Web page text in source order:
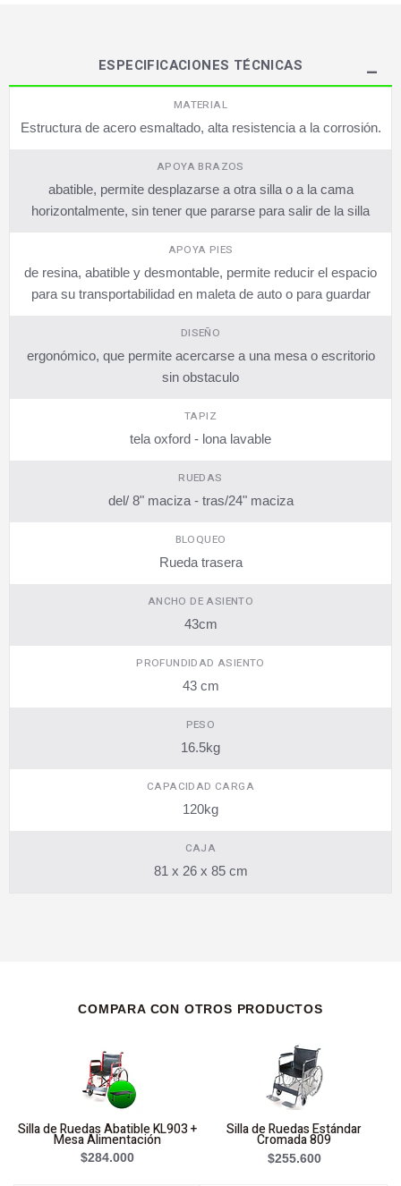
ESPECIFICACIONES TÉCNICAS
MATERIAL
Estructura de acero esmaltado, alta resistencia a la corrosión.
APOYA BRAZOS
abatible, permite desplazarse a otra silla o a la cama
horizontalmente, sin tener que pararse para salir de la silla
APOYA PIES
de resina, abatible y desmontable, permite reducir el espacio
para su transportabilidad en maleta de auto o para guardar
DISEÑO
ergonómico, que permite acercarse a una mesa o escritorio
sin obstaculo
TAPIZ
tela oxford - lona lavable
RUEDAS
del/ 8" maciza - tras/24" maciza
BLOQUEO
Rueda trasera
ANCHO DE ASIENTO
43cm
PROFUNDIDAD ASIENTO
43 cm
PESO
16.5kg
CAPACIDAD CARGA
120kg
CAJA
81 x 26 x 85 cm
COMPARA CON OTROS PRODUCTOS
Silla de Ruedas Abatible KL903 +
Mesa Alimentación
$284.000
Silla de Ruedas Estándar
Cromada 809
$255.600